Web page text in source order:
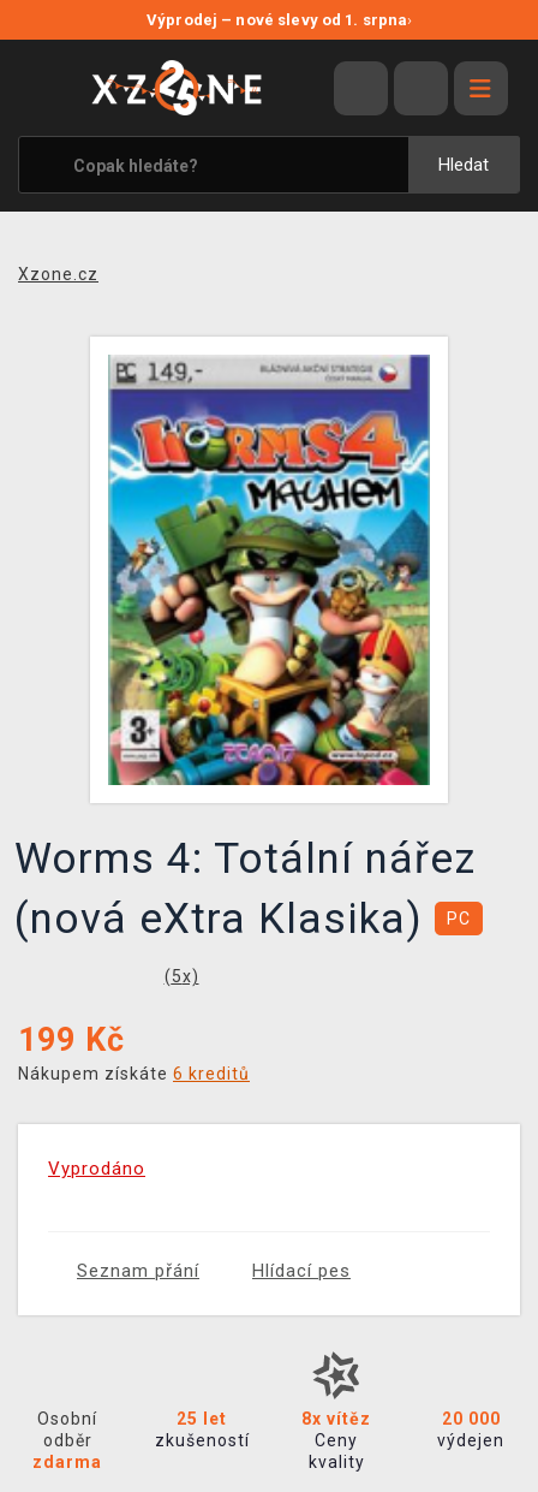
Výprodej – nové slevy od 1. srpna›
Hledat
VÝPRODEJ
VIDEOHRY
XZONE ORIGINALS
TÉMATIKY
SPOLEČENSKÉ HRY
KONTAKT
PRODEJNY
DOPRAVA
XZONE KLUB
TCG & BOARDGAME HUB
VÝKUP HER (BAZAR)
Xzone.cz
Worms 4: Totální nářez
(nová eXtra Klasika)
PC
(5x)
199 Kč
Nákupem získáte 6 kreditů
Vyprodáno
Seznam přání Hlídací pes
Osobní
odběr
zdarma
25 let
zkušeností
8x vítěz
Ceny
kvality
20 000
výdejen